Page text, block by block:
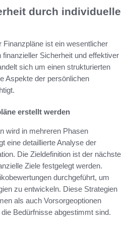
durch individuelle
Finanzpläne ist ein wesentlicher
Sicherheit und effektiver
sich um einen strukturierten
Aspekte der persönlichen
erstellt werden
wird in mehreren Phasen
eine detaillierte Analyse der
Die Zieldefinition ist der nächste
Ziele festgelegt werden.
durchgeführt, um
zu entwickeln. Diese Strategien
als auch Vorsorgeoptionen
Bedürfnisse abgestimmt sind.